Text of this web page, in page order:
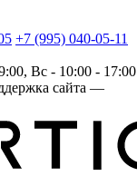
+7 (995) 040-05-11
Вс - 10:00 - 17:00
сайта —